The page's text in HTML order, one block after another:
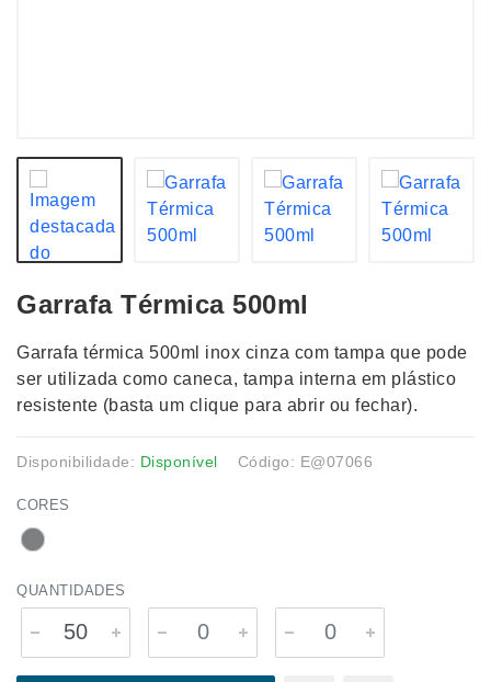
Garrafa Térmica 500ml
Garrafa térmica 500ml inox cinza com tampa que pode
ser utilizada como caneca, tampa interna em plástico
resistente (basta um clique para abrir ou fechar).
Disponibilidade: Disponível Código: E@07066
CORES
QUANTIDADES